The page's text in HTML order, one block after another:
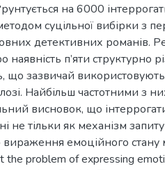
на 6000
суцільної вибірки з
детективних романів.
наявність п’яти структурно
що зазвичай
Найбільш частотними з
висновок, що
не тільки як механізм
вираження емоційного стану
the problem of expressing